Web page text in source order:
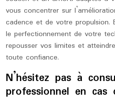
vous concentrer sur
cadence et de votre propulsion.
le perfectionnement de votre
repousser vos limites et
toute confiance.
N’hésitez pas à
professionnel en cas